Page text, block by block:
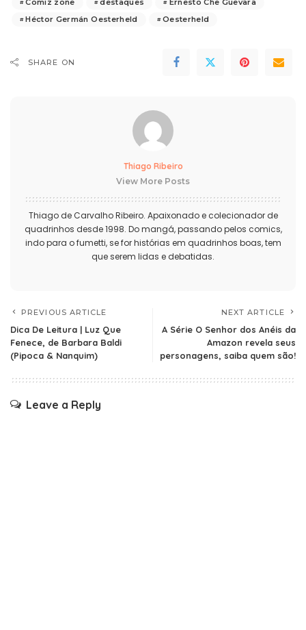
Comiz zone destaques
Ernesto Che Guevara
Héctor Germán Oesterheld
Oesterheld
SHARE ON
Thiago Ribeiro
View More Posts
Thiago de Carvalho Ribeiro. Apaixonado e colecionador de
quadrinhos desde 1998. Do mangá, passando pelos comics,
indo para o fumetti, se for histórias em quadrinhos boas, tem
que serem lidas e debatidas.
PREVIOUS ARTICLE
Dica De Leitura | Luz Que
Fenece, de Barbara Baldi
(Pipoca & Nanquim)
NEXT ARTICLE
A Série O Senhor dos Anéis da
Amazon revela seus
personagens, saiba quem são!
Leave a Reply